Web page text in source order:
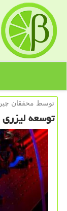
توسط محققان
توسعه